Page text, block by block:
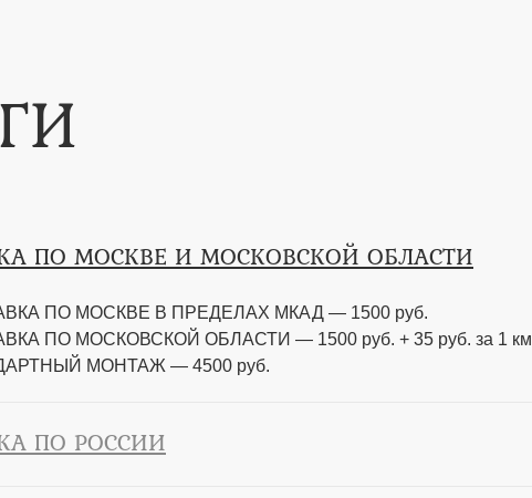
ПО МОСКВЕ И МОСКОВСКОЙ ОБЛАСТИ
ПО МОСКВЕ В ПРЕДЕЛАХ МКАД — 1500 руб.
ПО МОСКОВСКОЙ ОБЛАСТИ — 1500 руб. + 35 руб. за 1 км
МОНТАЖ — 4500 руб.
ПО РОССИИ